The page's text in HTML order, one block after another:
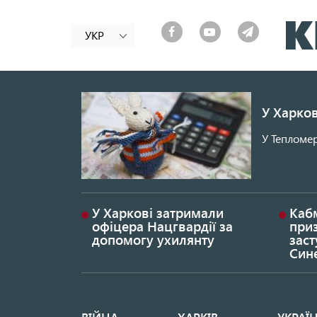
УКР
У
У
У Харкові затримали
офіцера Нацгвардії за
допомогу ухилянту